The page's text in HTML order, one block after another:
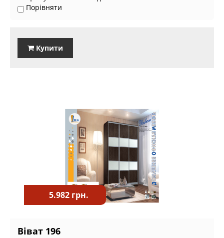
Порівняти
Купити
5.982 грн.
Віват 196